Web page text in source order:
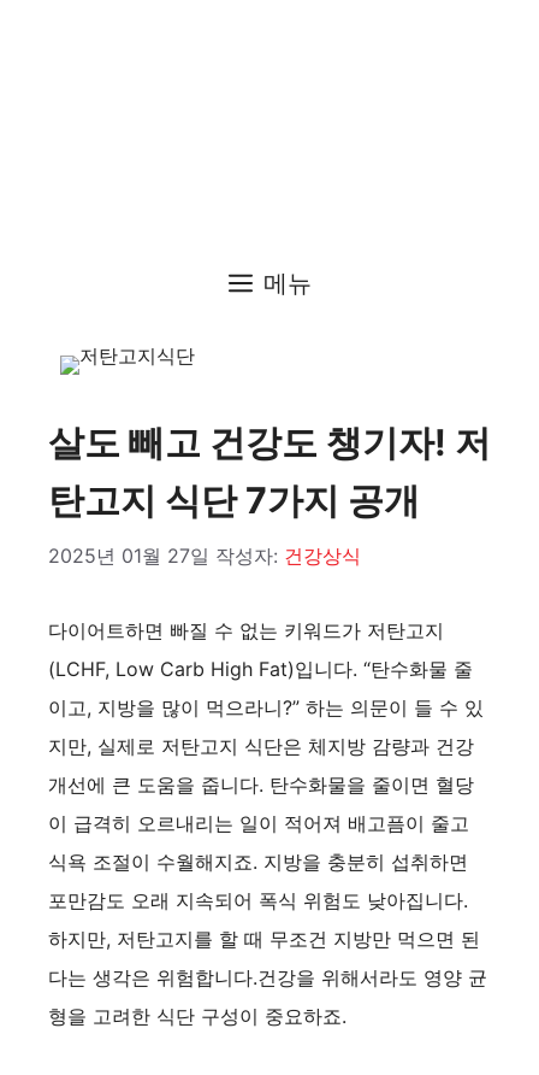
메뉴
살도 빼고 건강도 챙기자! 저
탄고지 식단 7가지 공개
2025년 01월 27일 작성자: 건강상식
다이어트하면 빠질 수 없는 키워드가 저탄고지
(LCHF, Low Carb High Fat)입니다. “탄수화물 줄
이고, 지방을 많이 먹으라니?” 하는 의문이 들 수 있
지만, 실제로 저탄고지 식단은 체지방 감량과 건강
개선에 큰 도움을 줍니다. 탄수화물을 줄이면 혈당
이 급격히 오르내리는 일이 적어져 배고픔이 줄고
식욕 조절이 수월해지죠. 지방을 충분히 섭취하면
포만감도 오래 지속되어 폭식 위험도 낮아집니다.
하지만, 저탄고지를 할 때 무조건 지방만 먹으면 된
다는 생각은 위험합니다.건강을 위해서라도 영양 균
형을 고려한 식단 구성이 중요하죠.